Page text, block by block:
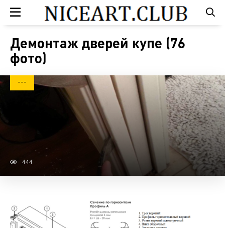
Демонтаж дверей купе (76
фото)
---
444